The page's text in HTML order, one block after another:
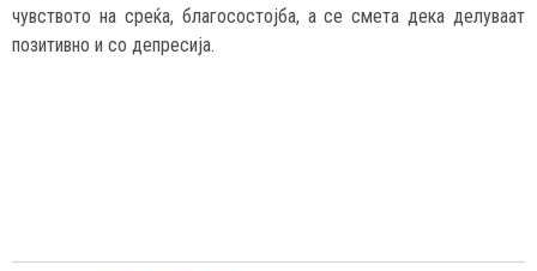
чувството на среќа, благосостојба, а се смета дека делуваат
позитивно и со депресија.